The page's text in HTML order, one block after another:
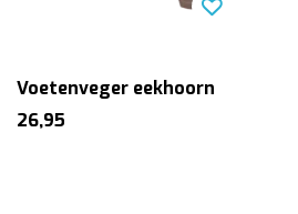
Voetenveger eekhoorn
26,95